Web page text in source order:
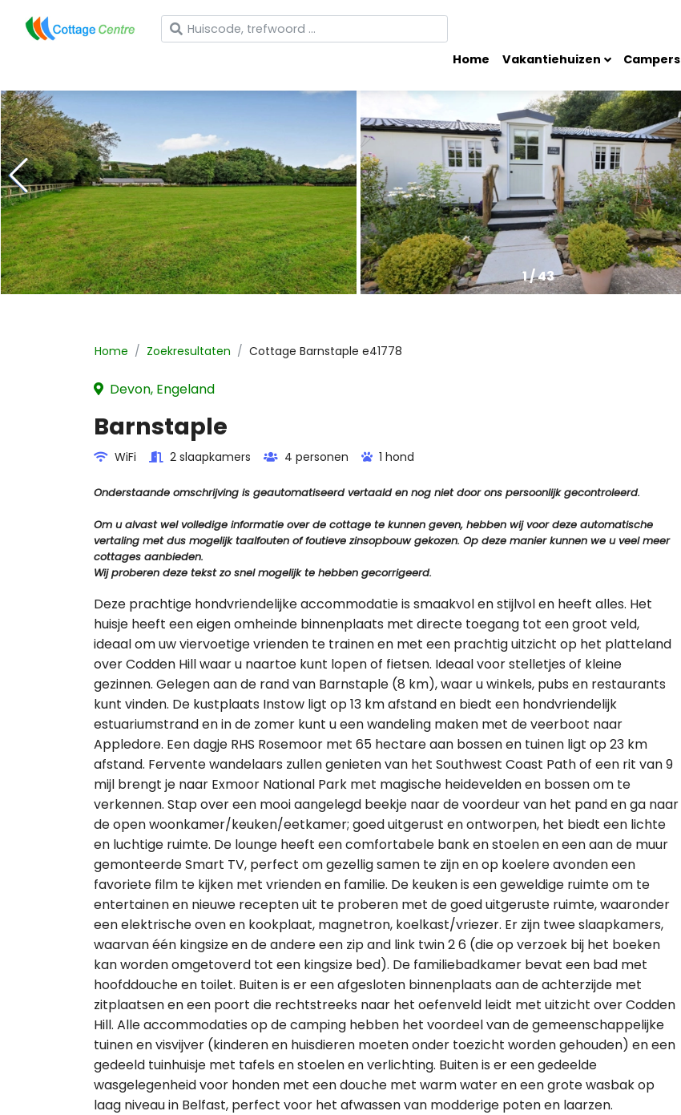
Wat zoekt u?
Home Vakantiehuizen Campers
1/43
Home Zoekresultaten Cottage Barnstaple e41778
Devon, Engeland
Barnstaple
WiFi 2 slaapkamers 4 personen 1 hond
Onderstaande omschrijving is geautomatiseerd vertaald en nog niet door ons persoonlijk gecontroleerd.
Om u alvast wel volledige informatie over de cottage te kunnen geven, hebben wij voor deze automatische
vertaling met dus mogelijk taalfouten of foutieve zinsopbouw gekozen. Op deze manier kunnen we u veel meer
cottages aanbieden.
Wij proberen deze tekst zo snel mogelijk te hebben gecorrigeerd.
Deze prachtige hondvriendelijke accommodatie is smaakvol en stijlvol en heeft alles. Het
huisje heeft een eigen omheinde binnenplaats met directe toegang tot een groot veld,
ideaal om uw viervoetige vrienden te trainen en met een prachtig uitzicht op het platteland
over Codden Hill waar u naartoe kunt lopen of fietsen. Ideaal voor stelletjes of kleine
gezinnen. Gelegen aan de rand van Barnstaple (8 km), waar u winkels, pubs en restaurants
kunt vinden. De kustplaats Instow ligt op 13 km afstand en biedt een hondvriendelijk
estuariumstrand en in de zomer kunt u een wandeling maken met de veerboot naar
Appledore. Een dagje RHS Rosemoor met 65 hectare aan bossen en tuinen ligt op 23 km
afstand. Fervente wandelaars zullen genieten van het Southwest Coast Path of een rit van 9
mijl brengt je naar Exmoor National Park met magische heidevelden en bossen om te
verkennen. Stap over een mooi aangelegd beekje naar de voordeur van het pand en ga naar
de open woonkamer/keuken/eetkamer; goed uitgerust en ontworpen, het biedt een lichte
en luchtige ruimte. De lounge heeft een comfortabele bank en stoelen en een aan de muur
gemonteerde Smart TV, perfect om gezellig samen te zijn en op koelere avonden een
favoriete film te kijken met vrienden en familie. De keuken is een geweldige ruimte om te
entertainen en nieuwe recepten uit te proberen met de goed uitgeruste ruimte, waaronder
een elektrische oven en kookplaat, magnetron, koelkast/vriezer. Er zijn twee slaapkamers,
waarvan één kingsize en de andere een zip and link twin 2 6 (die op verzoek bij het boeken
kan worden omgetoverd tot een kingsize bed). De familiebadkamer bevat een bad met
hoofddouche en toilet. Buiten is er een afgesloten binnenplaats aan de achterzijde met
zitplaatsen en een poort die rechtstreeks naar het oefenveld leidt met uitzicht over Codden
Hill. Alle accommodaties op de camping hebben het voordeel van de gemeenschappelijke
tuinen en visvijver (kinderen en huisdieren moeten onder toezicht worden gehouden) en een
gedeeld tuinhuisje met tafels en stoelen en verlichting. Buiten is er een gedeelde
wasgelegenheid voor honden met een douche met warm water en een grote wasbak op
laag niveau in Belfast, perfect voor het afwassen van modderige poten en laarzen.